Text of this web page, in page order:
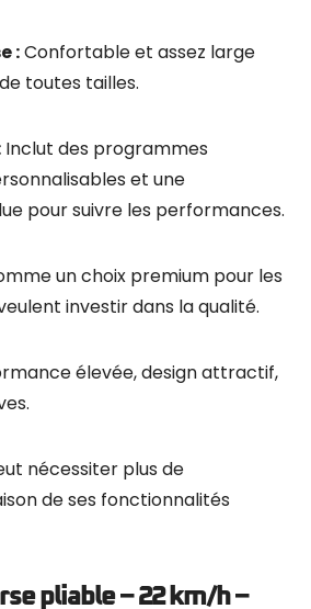
:Confortable et assez large
toutes tailles.
Inclut des programmes
et une
pour suivre les performances.
un choix premium pour les
investir dans la qualité.
élevée, design attractif,
nécessiter plus de
de ses fonctionnalités
pliable – 22 km/h –